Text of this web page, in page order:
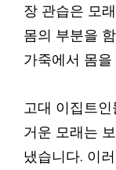
장 관습은 모
몸의 부분을
가죽에서 몸
고대 이집트
거운 모래는
냈습니다. 이